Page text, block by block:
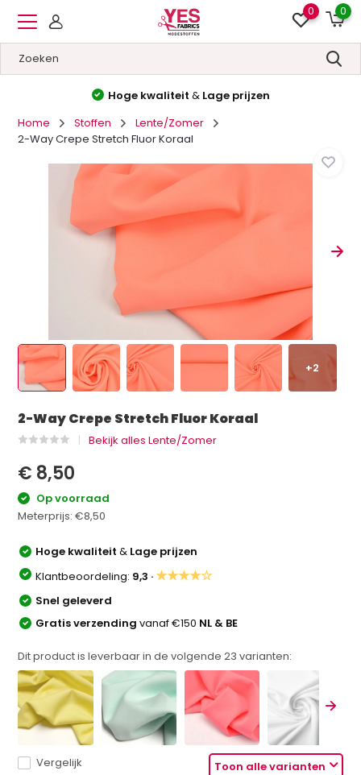
0 0
Hoge kwaliteit & Lage prijzen
Home
Stoffen
Lente/Zomer
2-Way Crepe Stretch Fluor Koraal
+2
2-Way Crepe Stretch Fluor Koraal
Bekijk alles Lente/Zomer
€ 8,50
Op voorraad
Meterprijs:€8,50
Hoge kwaliteit& Lage prijzen
Klantbeoordeling: 9,3 ·★★★★☆
Snel geleverd
Gratis verzendingvanaf €150 NL & BE
Dit product is leverbaar in de volgende23 varianten:
Toon alle varianten
Vergelijk